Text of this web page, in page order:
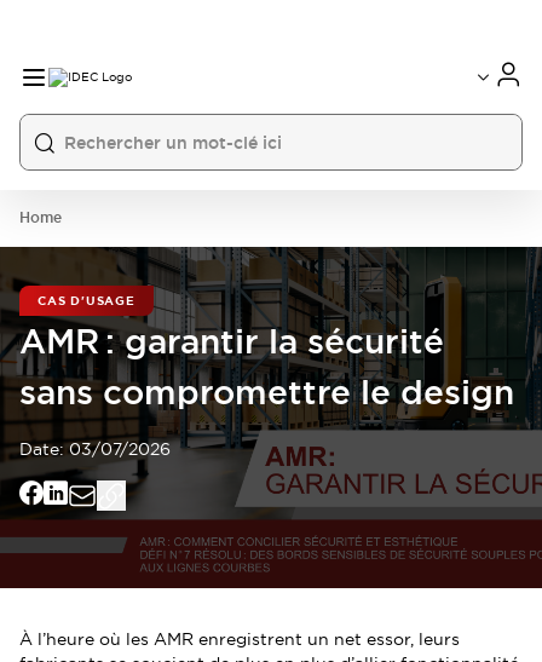
Home
CAS D'USAGE
AMR : garantir la sécurité
sans compromettre le design
Date: 03/07/2026
À l’heure où les AMR enregistrent un net essor, leurs